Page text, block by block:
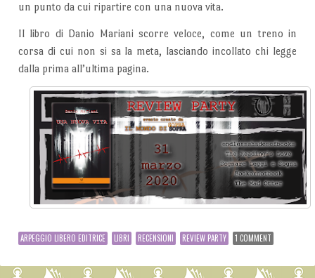
un punto da cui ripartire con una nuova vita.
Il libro di Danio Mariani scorre veloce, come un treno in
corsa di cui non si sa la meta, lasciando incollato chi legge
dalla prima all’ultima pagina.
ARPEGGIO LIBERO EDITRICE LIBRI RECENSIONI REVIEW PARTY 1 COMMENT